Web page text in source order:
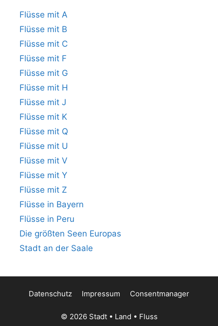
Flüsse mit A
Flüsse mit B
Flüsse mit C
Flüsse mit F
Flüsse mit G
Flüsse mit H
Flüsse mit J
Flüsse mit K
Flüsse mit Q
Flüsse mit U
Flüsse mit V
Flüsse mit Y
Flüsse mit Z
Flüsse in Bayern
Flüsse in Peru
Die größten Seen Europas
Stadt an der Saale
Datenschutz Impressum Consentmanager
© 2026 Stadt • Land • Fluss